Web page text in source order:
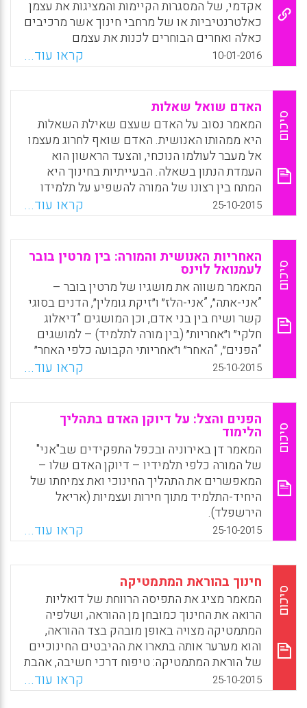
והמתחדש שיכול להתרחש רק בתחום ההוראה
(חנוך בן-פזי).
WhatsApp
Facebook
Email
X
אקדמי, של המסגרות הקיימות והמציגות את עצמן
כאלטרנטיביות או של מרחבי חינוך אשר מרכיבים
כאלה ואחרים הבוחרים לכנות את עצמם
"אלטרנטיביים" חדרו לתוכם או מתיימרים לחדור
אליו. אלא שלצד "יצירתיות" ו"חדשנות" ועתה גם
"משמעותיות" – הפכה גם ה"אלטרנטיביות" למילת
באז בנאלית ושחוקה התובעת מאיתנו לעצור לבחון
אותה (אריה קיזל).
WhatsApp
Facebook
Email
X
10-01-2016 קראו עוד...
סיכום
האדם שואל שאלות
המאמר נסוב על האדם שעצם שאילת השאלות
היא ממהותו האנושית. האדם שואף לחרוג מעצמו
אל מעבר לעולמו הנוכחי, והצעד הראשון הוא
העמדת הנתון בשאלה. הבעייתיות בחינוך היא
המתח בין רצונו של המורה להשפיע על תלמידו
ולהביאו לכלל חיקוי, ובין שאיפתו לחנך את
התלמיד כך שלא יירתע מהצגת שאלות (שמואל
שקולניקוב).
WhatsApp
Facebook
Email
X
25-10-2015 קראו עוד...
סיכום
האחריות האנושית והמורה: בין מרטין בובר
לעמנואל לוינס
המאמר משווה את מושגיו של מרטין בובר –
”אני-אתה״, ”אני-הלז״ ו״זיקת גומלין״, הדנים בסוגי
קשר ושיח בין בני אדם, וכן המושגים ”דיאלוג
חלקי״ ו״אחריות״ (בין מורה לתלמיד) – למושגים
”הפנים״, ”האחר״ ו״אחריותי הקבועה כלפי האחר״
של עמנואל לווינס. על רקע מושגים אלה מציג
המאמר את המשותף לעמדותיהם של שני הוגי
החינוך ביחס לחינוך ואת המבדיל ביניהן (יונתן
כהן).
WhatsApp
Facebook
Email
X
25-10-2015 קראו עוד...
סיכום
הפנים והצל: על דיוקן האדם בתהליך
הלימוד
המאמר דן באירוניה ובכפל התפקידים שב"אני"
של המורה כלפי תלמידיו – דיוקן האדם שלו –
המאפשרים את התהליך החינוכי ואת צמיחתו של
היחיד-התלמיד מתוך חירות ועצמיות (אריאל
הירשפלד).
WhatsApp
Facebook
Email
X 25-10-2015 קראו עוד...
סיכום
חינוך בהוראת המתמטיקה
המאמר מציג את התפיסה הרווחת של דואליות
הרואה את החינוך כמובחן מן ההוראה, ושלפיה
המתמטיקה מצויה באופן מובהק בצד ההוראה,
והוא מערער אותה בתארו את ההיבטים החינוכיים
של הוראת המתמטיקה: טיפוח דרכי חשיבה, אהבת
היופי והתמודדות עם השאלה מהו האדם (רון
אהרוני).
25-10-2015 קראו עוד...